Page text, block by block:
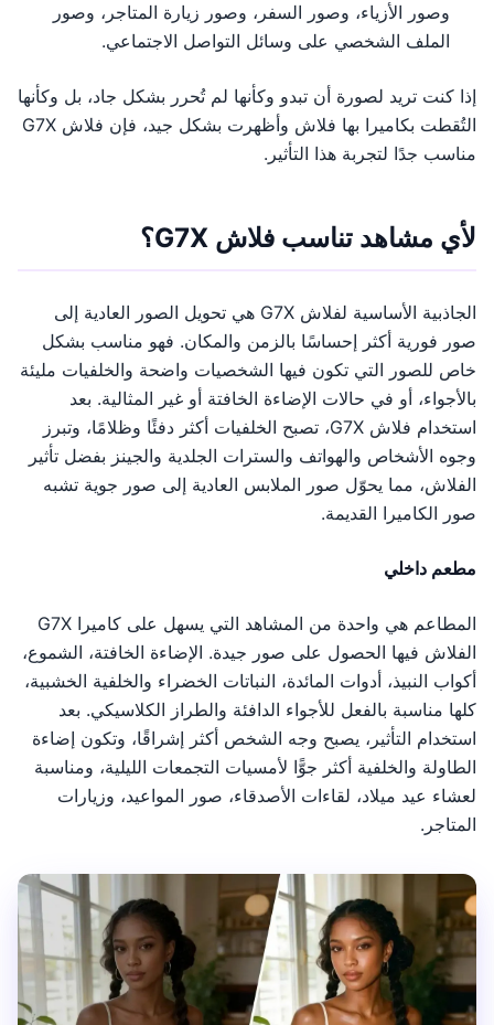
وصور الأزياء، وصور السفر، وصور زيارة المتاجر، وصور
الملف الشخصي على وسائل التواصل الاجتماعي.
إذا كنت تريد لصورة أن تبدو وكأنها لم تُحرر بشكل جاد، بل وكأنها
التُقطت بكاميرا بها فلاش وأظهرت بشكل جيد، فإن فلاش G7X
مناسب جدًا لتجربة هذا التأثير.
لأي مشاهد تناسب فلاش G7X؟
الجاذبية الأساسية لفلاش G7X هي تحويل الصور العادية إلى
صور فورية أكثر إحساسًا بالزمن والمكان. فهو مناسب بشكل
خاص للصور التي تكون فيها الشخصيات واضحة والخلفيات مليئة
بالأجواء، أو في حالات الإضاءة الخافتة أو غير المثالية. بعد
استخدام فلاش G7X، تصبح الخلفيات أكثر دفئًا وظلامًا، وتبرز
وجوه الأشخاص والهواتف والسترات الجلدية والجينز بفضل تأثير
الفلاش، مما يحوّل صور الملابس العادية إلى صور جوية تشبه
صور الكاميرا القديمة.
مطعم داخلي
المطاعم هي واحدة من المشاهد التي يسهل على كاميرا G7X
الفلاش فيها الحصول على صور جيدة. الإضاءة الخافتة، الشموع،
أكواب النبيذ، أدوات المائدة، النباتات الخضراء والخلفية الخشبية،
كلها مناسبة بالفعل للأجواء الدافئة والطراز الكلاسيكي. بعد
استخدام التأثير، يصبح وجه الشخص أكثر إشراقًا، وتكون إضاءة
الطاولة والخلفية أكثر جوًّا لأمسيات التجمعات الليلية، ومناسبة
لعشاء عيد ميلاد، لقاءات الأصدقاء، صور المواعيد، وزيارات
المتاجر.